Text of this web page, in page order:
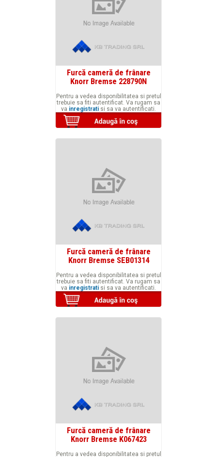
Furcă cameră de frânare
Knorr Bremse 228790N
Pentru a vedea disponibilitatea si pretul
trebuie sa fiti autentificat. Va rugam sa
va inregistrati si sa va autentificati.
Furcă cameră de frânare
Knorr Bremse SEB01314
Pentru a vedea disponibilitatea si pretul
trebuie sa fiti autentificat. Va rugam sa
va inregistrati si sa va autentificati.
Furcă cameră de frânare
Knorr Bremse K067423
Pentru a vedea disponibilitatea si pretul